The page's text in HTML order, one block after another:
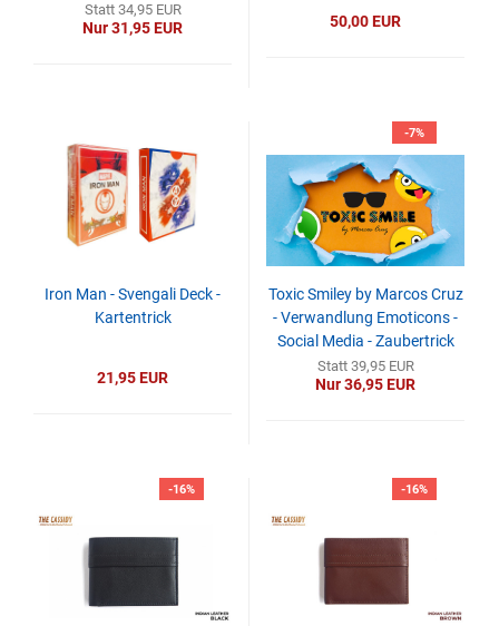
Statt 34,95 EUR
Nur 31,95 EUR 50,00 EUR
Iron Man - Svengali Deck -
Kartentrick
21,95 EUR
-7%
Toxic Smiley by Marcos Cruz
- Verwandlung Emoticons -
Social Media - Zaubertrick
Statt 39,95 EUR
Nur 36,95 EUR
-16% -16%